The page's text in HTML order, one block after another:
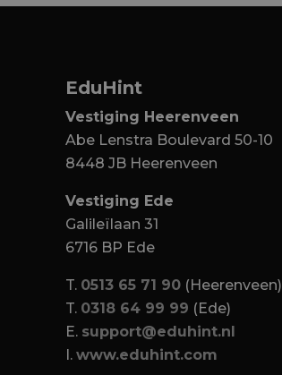
EduHint
Vestiging Heerenveen
Abe Lenstra Boulevard 50-10
8448 JB Heerenveen
Vestiging Ede
Galileïlaan 31
6716 BP Ede
T. 0513 65 71 90(Heerenveen)
T. 0318 64 99 99 (Ede)
E. support@eduhint.nl
I. www.eduhint.com